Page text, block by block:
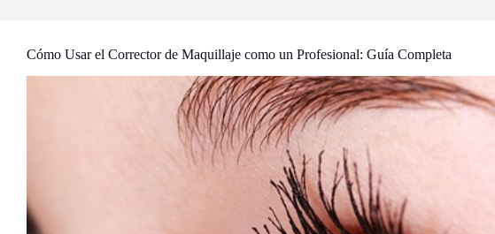
Cómo Usar el Corrector de Maquillaje como un Profesional: Guía Completa